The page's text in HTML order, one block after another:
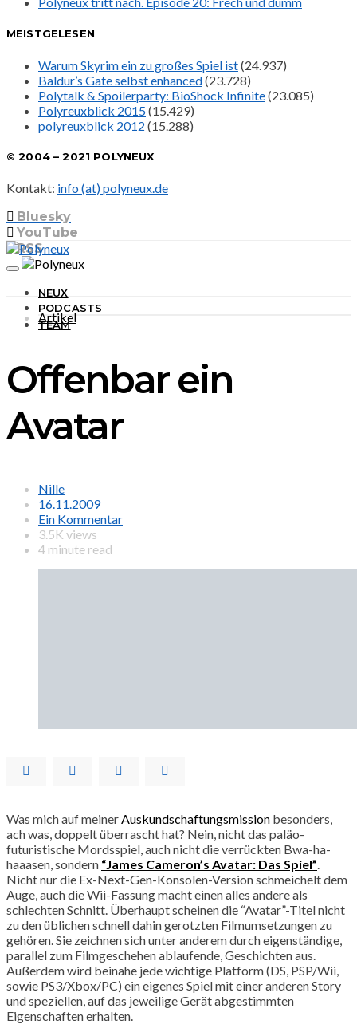
MEISTGELESEN
Warum Skyrim ein zu großes Spiel ist(24.937)
Baldur’s Gate selbst enhanced(23.728)
Polytalk & Spoilerparty: BioShock Infinite(23.085)
Polyreuxblick 2015(15.429)
polyreuxblick 2012 (15.288)
© 2004 – 2021 POLYNEUX
Kontakt: info (at) polyneux.de
Bluesky
YouTube
RSS
NEUX
PODCASTS
TEAM
Artikel
Offenbar ein
Avatar
Nille
16.11.2009
Ein Kommentar
3.5K views
4 minute read
Was mich auf meiner Auskundschaftungsmission besonders,
ach was, doppelt überrascht hat? Nein, nicht das paläo-
futuristische Mordsspiel, auch nicht die verrückten Bwa-ha-
haaasen, sondern “James Cameron’s Avatar: Das Spiel”
Nicht nur die Ex-Next-Gen-Konsolen-Version schmeichelt dem
Auge, auch die Wii-Fassung macht einen alles andere als
schlechten Schnitt. Überhaupt scheinen die “Avatar”-Titel nicht
zu den üblichen schnell dahin gerotzten Filmumsetzungen zu
gehören. Sie zeichnen sich unter anderem durch eigenständige,
parallel zum Filmgeschehen ablaufende, Geschichten aus.
Außerdem wird beinahe jede wichtige Platform (DS, PSP/Wii,
sowie PS3/Xbox/PC) ein eigenes Spiel mit einer anderen Story
und speziellen, auf das jeweilige Gerät abgestimmten
Eigenschaften erhalten.